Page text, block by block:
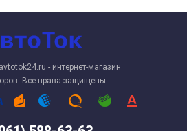
- интернет-магазин
Все права защищены.